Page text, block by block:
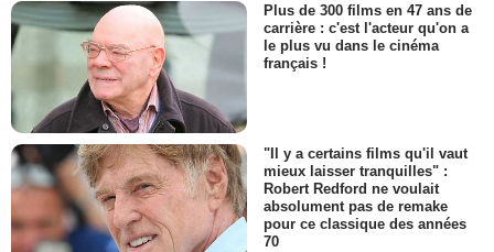
Plus de 300 films en 47 ans de
carrière : c'est l'acteur qu'on a
le plus vu dans le cinéma
français !
"Il y a certains films qu'il vaut
mieux laisser tranquilles" :
Robert Redford ne voulait
absolument pas de remake
pour ce classique des années
70